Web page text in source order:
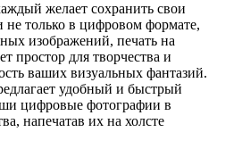
желает сохранить свои
только в цифровом формате,
изображений, печать на
простор для творчества и
ваших визуальных фантазий.
удобный и быстрый
цифровые фотографии в
напечатав их на холсте